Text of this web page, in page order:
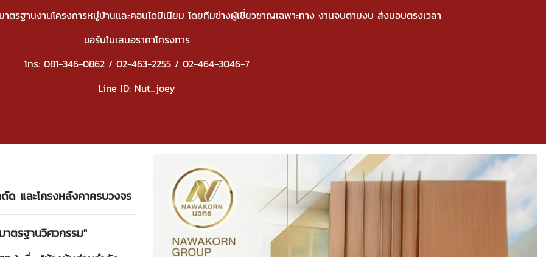
รฐานงานโครงการหมู่บ้านและคอนโดมิเนียม โดยทีมช่างผู้เชี่ยวชาญเฉพาะทาง งานจบตามงบ ส่งมอบตรงเวลา
ขอรับใบเสนอราคาโครงการ
โทร: 081-346-0862 / 02-463-2255 / 02-464-3046-7
Line ID: Nut_joey
ด และโครงหลังคาครบวงจร
ตรฐานวิศวกรรม"